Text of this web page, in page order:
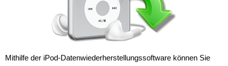
Mithilfe der iPod-Datenwiederherstellungssoftware können Sie